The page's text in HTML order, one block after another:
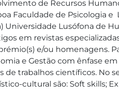
de Recursos
Faculdade de Psicologia
Universidade Lusófona de
em revistas
e/ou homenagens.
e Gestão com ênfase
de trabalhos científicos. No
cultural são: Soft skills;